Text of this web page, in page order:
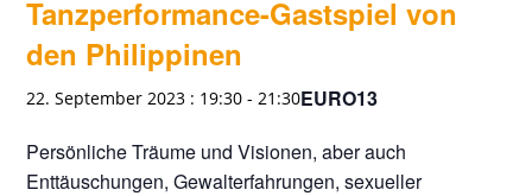
Tanzperformance-Gastspiel von
den Philippinen
22. September 2023 : 19:30 -21:30EURO13
Persönliche Träume und Visionen, aber auch
Enttäuschungen, Gewalterfahrungen, sexueller